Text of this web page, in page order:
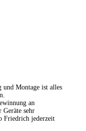
und Montage ist alles
an
sehr
Friedrich jederzeit